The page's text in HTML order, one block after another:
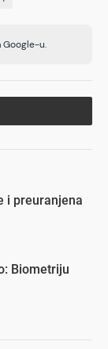
Google-u.
i preuranjena
Biometriju